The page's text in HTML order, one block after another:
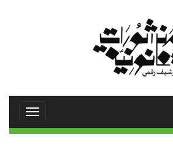
Toggle